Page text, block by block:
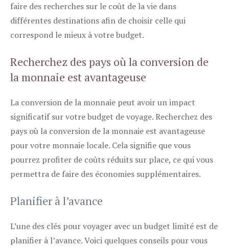
faire des recherches sur le coût de la vie dans
différentes destinations afin de choisir celle qui
correspond le mieux à votre budget.
Recherchez des pays où la conversion de
la monnaie est avantageuse
La conversion de la monnaie peut avoir un impact
significatif sur votre budget de voyage. Recherchez des
pays où la conversion de la monnaie est avantageuse
pour votre monnaie locale. Cela signifie que vous
pourrez profiter de coûts réduits sur place, ce qui vous
permettra de faire des économies supplémentaires.
Planifier à l’avance
L’une des clés pour voyager avec un budget limité est de
planifier à l’avance. Voici quelques conseils pour vous